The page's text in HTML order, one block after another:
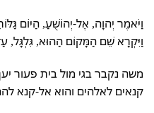
וַיֹּאמֶר יְהוָה, אֶל-יְהוֹשֻׁעַ, הַיּוֹם
וַיִּקְרָא שֵׁם הַמָּקוֹם הַהוּא, גִּלְגָּל,
משה נקבר בגי מול בית פעור
קנאים לאלהים והוא אל-קנא